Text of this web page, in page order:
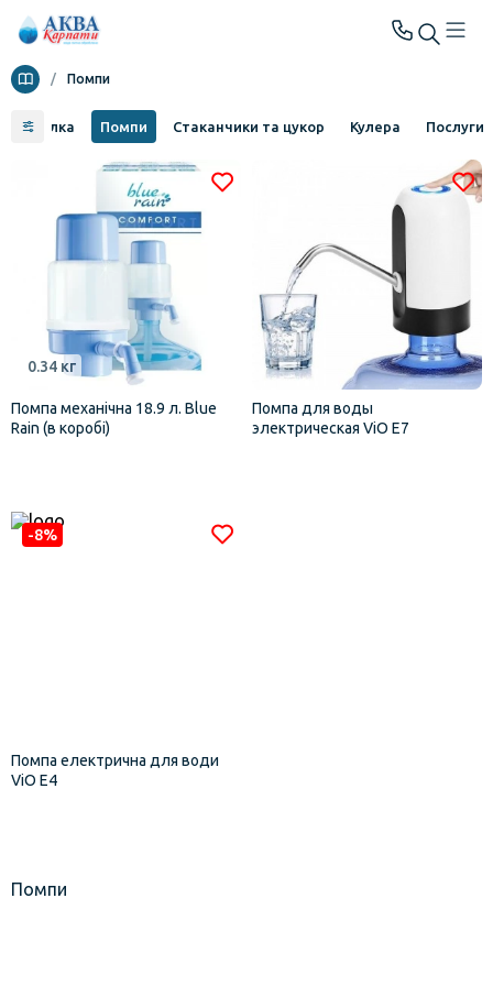
Помпи Стаканчики та цукор Кулера Послуги
/ Помпи
0.34 кг
Помпа механічна 18.9 л. Blue
Rain (в коробі)
Помпа для воды
электрическая ViO E7
-8%
Помпа електрична для води
ViO E4
Помпи